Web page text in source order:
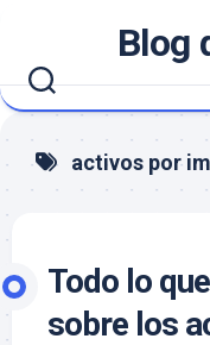
contenido
Blog
activos por
Todo lo
sobre los